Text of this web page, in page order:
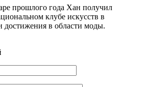
прошлого года Хан получил
клубе искусств в
достижения в области моды.